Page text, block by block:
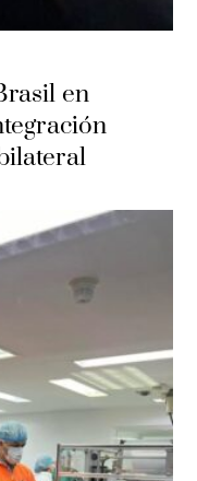
en